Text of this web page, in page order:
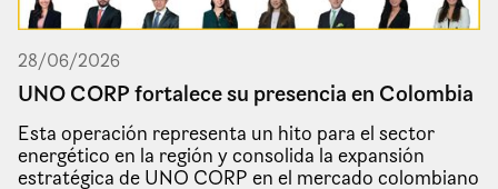
28/06/2026
UNO CORP fortalece su presencia en Colombia
Esta operación representa un hito para el sector
energético en la región y consolida la expansión
estratégica de UNO CORP en el mercado colombiano